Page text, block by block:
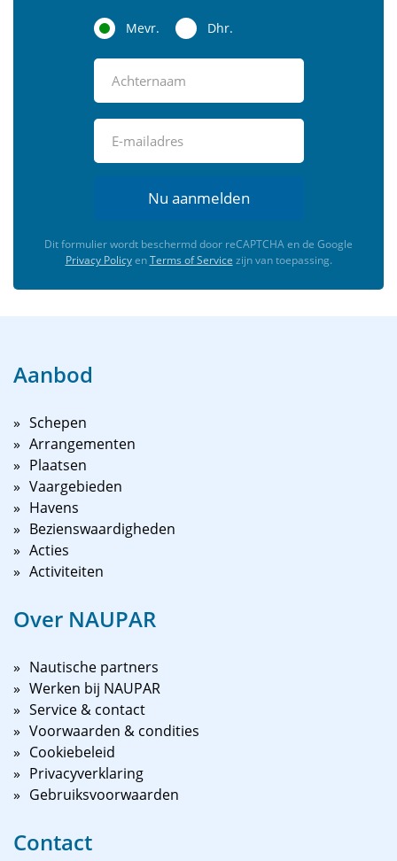
Mevr. Dhr.
Nu aanmelden
Dit formulier wordt beschermd door reCAPTCHA en de Google
Privacy PolicyenTerms of Service zijn van toepassing.
Aanbod
Schepen
Arrangementen
Plaatsen
Vaargebieden
Havens
Bezienswaardigheden
Acties
Activiteiten
Over NAUPAR
Nautische partners
Werken bij NAUPAR
Service & contact
Voorwaarden & condities
Cookiebeleid
Privacyverklaring
Gebruiksvoorwaarden
Contact